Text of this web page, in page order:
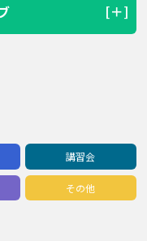
講習会
その他